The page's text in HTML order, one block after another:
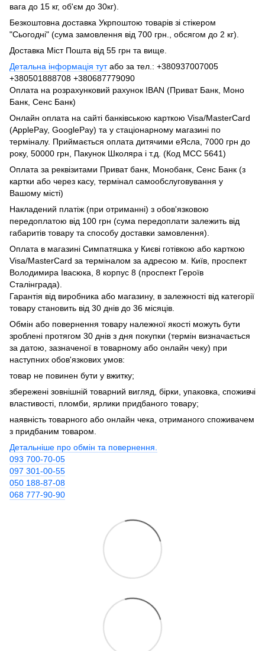
вага до 15 кг, об'єм до 30кг).
Безкоштовна доставка Укрпоштою товарів зі стікером
"Сьогодні" (сума замовлення від 700 грн., обсягом до 2 кг).
Доставка Міст Пошта від 55 грн та вище.
Детальна інформація тутабо за тел.: +380937007005
+380501888708 +380687779090
Оплата на розрахунковий рахунок IBAN (Приват Банк, Моно
Банк, Сенс Банк)
Онлайн оплата на сайті банківською карткою Visa/MasterCard
(ApplePay, GooglePay) та у стаціонарному магазині по
терміналу. Приймається оплата дитячими еЯсла, 7000 грн до
року, 50000 грн, Пакунок Школяра і т.д. (Код МСС 5641)
Оплата за реквізитами Приват банк, Монобанк, Сенс Банк (з
картки або через касу, термінал самообслуговування у
Вашому місті)
Накладений платіж (при отриманні) з обов'язковою
передоплатою від 100 грн (сума передоплати залежить від
габаритів товару та способу доставки замовлення).
Оплата в магазині Симпатяшка у Києві готівкою або карткою
Visa/MasterCard за терміналом за адресою м. Київ, проспект
Володимира Івасюка, 8 корпус 8 (проспект Героїв
Сталінграда).
Гарантія від виробника або магазину, в залежності від категорії
товару становить від 30 днів до 36 місяців.
Обмін або повернення товару належної якості можуть бути
зроблені протягом 30 днів з дня покупки (термін визначається
за датою, зазначеної в товарному або онлайн чеку) при
наступних обов'язкових умов:
товар не повинен бути у вжитку;
збережені зовнішній товарний вигляд, бірки, упаковка, споживчі
властивості, пломби, ярлики придбаного товару;
наявність товарного або онлайн чека, отриманого споживачем
з придбаним товаром.
Детальніше про обмін та повернення.
093 700-70-05
097 301-00-55
050 188-87-08
068 777-90-90